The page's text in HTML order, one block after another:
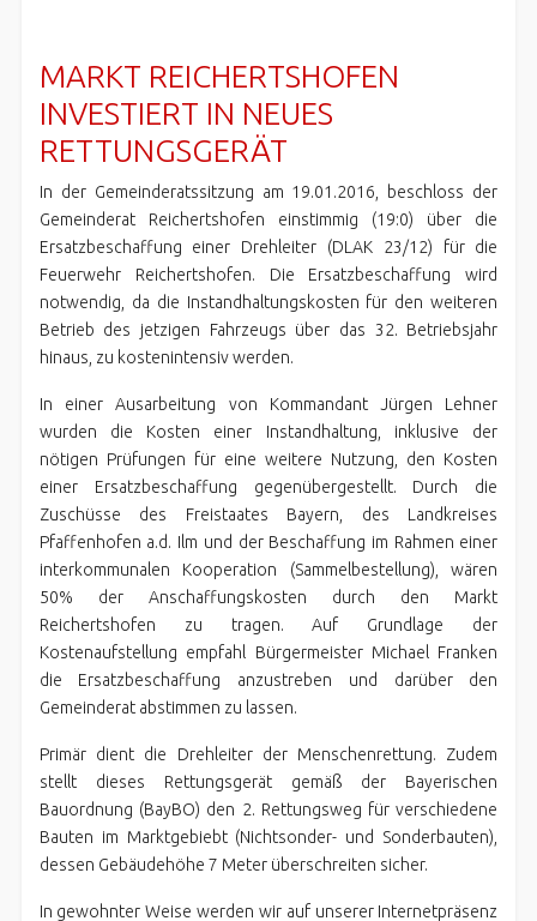
MARKT REICHERTSHOFEN
INVESTIERT IN NEUES
RETTUNGSGERÄT
In der Gemeinderatssitzung am 19.01.2016, beschloss der
Gemeinderat Reichertshofen einstimmig (19:0) über die
Ersatzbeschaffung einer Drehleiter (DLAK 23/12) für die
Feuerwehr Reichertshofen. Die Ersatzbeschaffung wird
notwendig, da die Instandhaltungskosten für den weiteren
Betrieb des jetzigen Fahrzeugs über das 32. Betriebsjahr
hinaus, zu kostenintensiv werden.
In einer Ausarbeitung von Kommandant Jürgen Lehner
wurden die Kosten einer Instandhaltung, inklusive der
nötigen Prüfungen für eine weitere Nutzung, den Kosten
einer Ersatzbeschaffung gegenübergestellt. Durch die
Zuschüsse des Freistaates Bayern, des Landkreises
Pfaffenhofen a.d. Ilm und der Beschaffung im Rahmen einer
interkommunalen Kooperation (Sammelbestellung), wären
50% der Anschaffungskosten durch den Markt
Reichertshofen zu tragen. Auf Grundlage der
Kostenaufstellung empfahl Bürgermeister Michael Franken
die Ersatzbeschaffung anzustreben und darüber den
Gemeinderat abstimmen zu lassen.
Primär dient die Drehleiter der Menschenrettung. Zudem
stellt dieses Rettungsgerät gemäß der Bayerischen
Bauordnung (BayBO) den 2. Rettungsweg für verschiedene
Bauten im Marktgebiebt (Nichtsonder- und Sonderbauten),
dessen Gebäudehöhe 7 Meter überschreiten sicher.
In gewohnter Weise werden wir auf unserer Internetpräsenz